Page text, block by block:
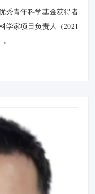
秀青年科学基金获得者
学家项目负责人（2021